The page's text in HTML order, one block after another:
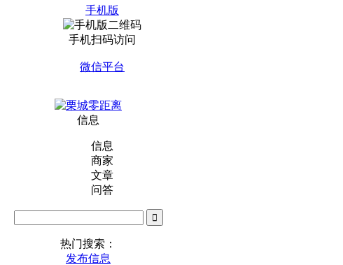
手机版
手机扫码访问
微信平台
信息
信息
商家
文章
问答
热门搜索：
发布信息